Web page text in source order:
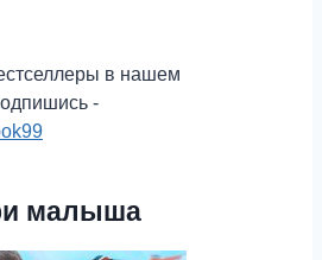
в нашем
-
малыша